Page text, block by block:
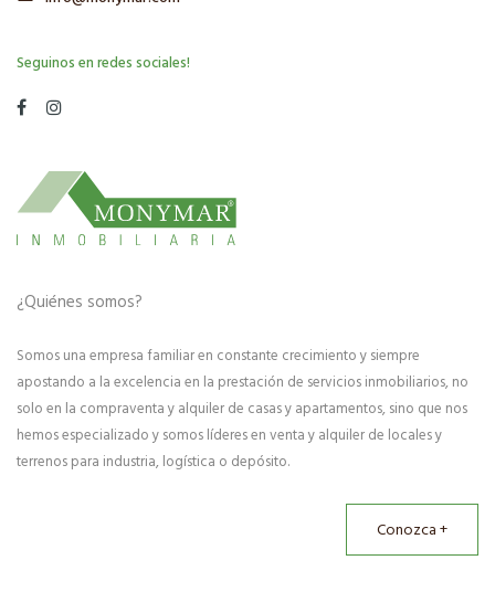
Seguinos en redes sociales!
¿Quiénes somos?
Somos una empresa familiar en constante crecimiento y siempre
apostando a la excelencia en la prestación de servicios inmobiliarios, no
solo en la compraventa y alquiler de casas y apartamentos, sino que nos
hemos especializado y somos líderes en venta y alquiler de locales y
terrenos para industria, logística o depósito.
Conozca +